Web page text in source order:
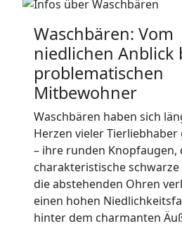
Waschbären: Vom
niedlichen Anblick
problematischen
Mitbewohner
Waschbären haben sich
Herzen vieler Tierliebhaber
– ihre runden Knopfaugen,
charakteristische
die abstehenden Ohren
einen hohen
hinter dem charmanten